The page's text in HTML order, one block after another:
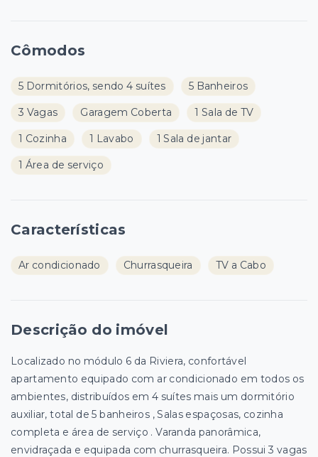
Cômodos
5 Dormitórios, sendo 4 suítes 5 Banheiros
3 Vagas Garagem Coberta 1 Sala de TV
1 Cozinha 1 Lavabo 1 Sala de jantar
1 Área de serviço
Características
Ar condicionado Churrasqueira TV a Cabo
Descrição do imóvel
Localizado no módulo 6 da Riviera, confortável
apartamento equipado com ar condicionado em todos os
ambientes, distribuídos em 4 suítes mais um dormitório
auxiliar, total de 5 banheiros , Salas espaçosas, cozinha
completa e área de serviço . Varanda panorâmica,
envidraçada e equipada com churrasqueira. Possui 3 vagas